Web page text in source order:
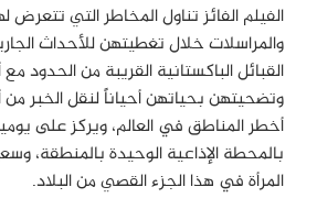
الفيلم الفائز تناول المخاطر التي تتعرض
والمراسلات خلال تغطيتهن للأحداث
القبائل الباكستانية القريبة من الحدود
وتضحيتهن بحياتهن أحياناً لنقل الخبر
أخطر المناطق في العالم، ويركز على
بالمحطة الإذاعية الوحيدة بالمنطقة،
المرأة في هذا الجزء القصي من البلاد.